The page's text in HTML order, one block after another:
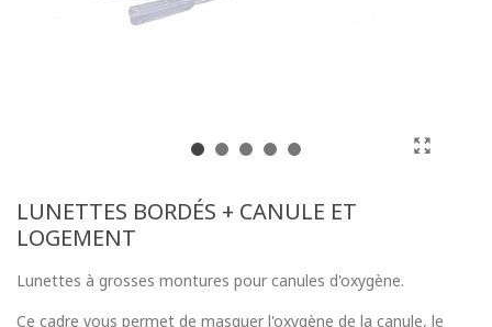
LUNETTES BORDÉS + CANULE ET
LOGEMENT
Lunettes à grosses montures pour canules d'oxygène.
Ce cadre vous permet de masquer l'oxygène de la canule, le